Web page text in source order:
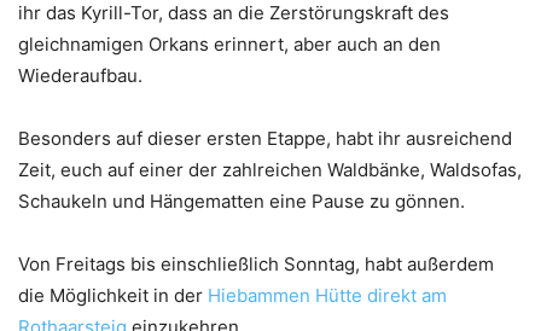
ihr das Kyrill-Tor, dass an die Zerstörungskraft des
gleichnamigen Orkans erinnert, aber auch an den
Wiederaufbau.
Besonders auf dieser ersten Etappe, habt ihr ausreichend
Zeit, euch auf einer der zahlreichen Waldbänke, Waldsofas,
Schaukeln und Hängematten eine Pause zu gönnen.
Von Freitags bis einschließlich Sonntag, habt außerdem
die Möglichkeit in der Hiebammen Hütte direkt am